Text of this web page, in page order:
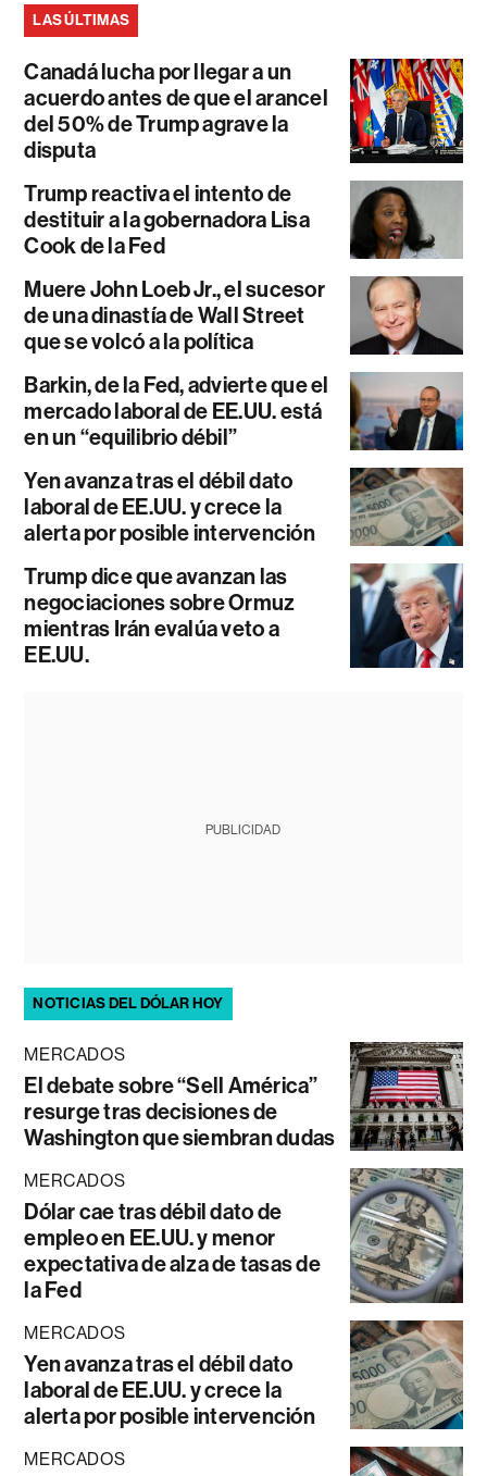
LAS ÚLTIMAS
Canadá lucha por llegar a un
acuerdo antes de que el arancel
del 50% de Trump agrave la
disputa
Trump reactiva el intento de
destituir a la gobernadora Lisa
Cook de la Fed
Muere John Loeb Jr., el sucesor
de una dinastía de Wall Street
que se volcó a la política
Barkin, de la Fed, advierte que el
mercado laboral de EE.UU. está
en un “equilibrio débil”
Yen avanza tras el débil dato
laboral de EE.UU. y crece la
alerta por posible intervención
Trump dice que avanzan las
negociaciones sobre Ormuz
mientras Irán evalúa veto a
EE.UU.
PUBLICIDAD
NOTICIAS DEL DÓLAR HOY
MERCADOS
El debate sobre “Sell América”
resurge tras decisiones de
Washington que siembran dudas
MERCADOS
Dólar cae tras débil dato de
empleo en EE.UU. y menor
expectativa de alza de tasas de
la Fed
MERCADOS
Yen avanza tras el débil dato
laboral de EE.UU. y crece la
alerta por posible intervención
MERCADOS